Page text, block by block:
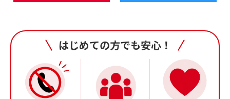
はじめての方でも安心！